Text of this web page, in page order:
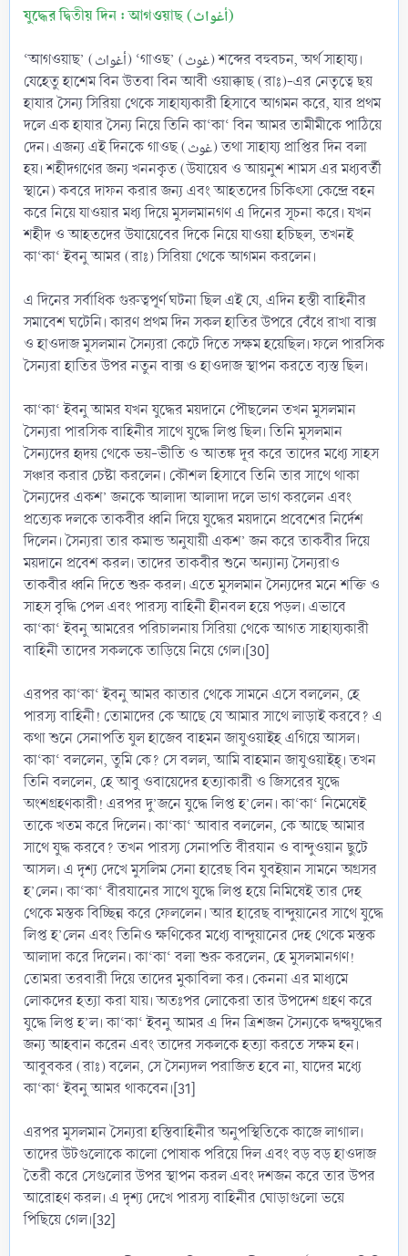
যুদ্ধের দ্বিতীয় দিন : আগওয়াছ (أغواث)
‘আগওয়াছ’ (أغواث) ‘গাওছ’ (غوث) শব্দের বহুবচন, অর্থ সাহায্য।
যেহেতু হাশেম বিন উতবা বিন আবী ওয়াক্কাছ (রাঃ)-এর নেতৃত্বে ছয়
হাযার সৈন্য সিরিয়া থেকে সাহায্যকারী হিসাবে আগমন করে, যার প্রথম
দলে এক হাযার সৈন্য নিয়ে তিনি কা‘কা‘ বিন আমর তামীমীকে পাঠিয়ে
দেন। এজন্য এই দিনকে গাওছ (غوث) তথা সাহায্য প্রাপ্তির দিন বলা
হয়। শহীদগণের জন্য খননকৃত (উযায়েব ও আয়নুশ শামস এর মধ্যবর্তী
স্থানে) কবরে দাফন করার জন্য এবং আহতদের চিকিৎসা কেন্দ্রে বহন
করে নিয়ে যাওয়ার মধ্য দিয়ে মুসলমানগণ এ দিনের সূচনা করে। যখন
শহীদ ও আহতদের উযায়েবের দিকে নিয়ে যাওয়া হচিছল, তখনই
কা‘কা‘ ইবনু আমর (রাঃ) সিরিয়া থেকে আগমন করলেন।
এ দিনের সর্বাধিক গুরুত্বপূর্ণ ঘটনা ছিল এই যে, এদিন হস্তী বাহিনীর
সমাবেশ ঘটেনি। কারণ প্রথম দিন সকল হাতির উপরে বেঁধে রাখা বাক্স
ও হাওদাজ মুসলমান সৈন্যরা কেটে দিতে সক্ষম হয়েছিল। ফলে পারসিক
সৈন্যরা হাতির উপর নতুন বাক্স ও হাওদাজ স্থাপন করতে ব্যস্ত ছিল।
কা‘কা‘ ইবনু আমর যখন যুদ্ধের ময়দানে পৌছলেন তখন মুসলমান
সৈন্যরা পারসিক বাহিনীর সাথে যুদ্ধে লিপ্ত ছিল। তিনি মুসলমান
সৈন্যদের হৃদয় থেকে ভয়-ভীতি ও আতঙ্ক দূর করে তাদের মধ্যে সাহস
সঞ্চার করার চেষ্টা করলেন। কৌশল হিসাবে তিনি তার সাথে থাকা
সৈন্যদের একশ’ জনকে আলাদা আলাদা দলে ভাগ করলেন এবং
প্রত্যেক দলকে তাকবীর ধ্বনি দিয়ে যুদ্ধের ময়দানে প্রবেশের নির্দেশ
দিলেন। সৈন্যরা তার কমান্ড অনুযায়ী একশ’ জন করে তাকবীর দিয়ে
ময়দানে প্রবেশ করল। তাদের তাকবীর শুনে অন্যান্য সৈন্যরাও
তাকবীর ধ্বনি দিতে শুরু করল। এতে মুসলমান সৈন্যদের মনে শক্তি ও
সাহস বৃদ্ধি পেল এবং পারস্য বাহিনী হীনবল হয়ে পড়ল। এভাবে
কা‘কা‘ ইবনু আমরের পরিচালনায় সিরিয়া থেকে আগত সাহায্যকারী
বাহিনী তাদের সকলকে তাড়িয়ে নিয়ে গেল।[30]
এরপর কা‘কা‘ ইবনু আমর কাতার থেকে সামনে এসে বললেন, হে
পারস্য বাহিনী! তোমাদের কে আছে যে আমার সাথে লাড়াই করবে? এ
কথা শুনে সেনাপতি যুল হাজেব বাহমন জাযুওয়াইহ এগিয়ে আসল।
কা‘কা‘ বললেন, তুমি কে? সে বলল, আমি বাহমান জাযুওয়াইহ্। তখন
তিনি বললেন, হে আবু ওবায়েদের হত্যাকারী ও জিসরের যুদ্ধে
অংশগ্রহণকারী! এরপর দু’জনে যুদ্ধে লিপ্ত হ’লেন। কা‘কা‘ নিমেষেই
তাকে খতম করে দিলেন। কা‘কা‘ আবার বললেন, কে আছে আমার
সাথে যুদ্ধ করবে? তখন পারস্য সেনাপতি বীরযান ও বান্দুওয়ান ছুটে
আসল। এ দৃশ্য দেখে মুসলিম সেনা হারেছ বিন যুবইয়ান সামনে অগ্রসর
হ’লেন। কা‘কা‘ বীরযানের সাথে যুদ্ধে লিপ্ত হয়ে নিমিষেই তার দেহ
থেকে মস্তক বিচ্ছিন্ন করে ফেললেন। আর হারেছ বান্দুয়ানের সাথে যুদ্ধে
লিপ্ত হ’লেন এবং তিনিও ক্ষণিকের মধ্যে বান্দুয়ানের দেহ থেকে মস্তক
আলাদা করে দিলেন। কা‘কা‘ বলা শুরু করলেন, হে মুসলমানগণ!
তোমরা তরবারী দিয়ে তাদের মুকাবিলা কর। কেননা এর মাধ্যমে
লোকদের হত্যা করা যায়। অতঃপর লোকেরা তার উপদেশ গ্রহণ করে
যুদ্ধে লিপ্ত হ’ল। কা‘কা‘ ইবনু আমর এ দিন ত্রিশজন সৈন্যকে দ্বন্দ্বযুদ্ধের
জন্য আহবান করেন এবং তাদের সকলকে হত্যা করতে সক্ষম হন।
আবুবকর (রাঃ) বলেন, সে সৈন্যদল পরাজিত হবে না, যাদের মধ্যে
কা‘কা‘ ইবনু আমর থাকবেন।[31]
এরপর মুসলমান সৈন্যরা হস্তিবাহিনীর অনুপস্থিতিকে কাজে লাগাল।
তাদের উটগুলোকে কালো পোষাক পরিয়ে দিল এবং বড় বড় হাওদাজ
তৈরী করে সেগুলোর উপর স্থাপন করল এবং দশজন করে তার উপর
আরোহণ করল। এ দৃশ্য দেখে পারস্য বাহিনীর ঘোড়াগুলো ভয়ে
পিছিয়ে গেল।[32]